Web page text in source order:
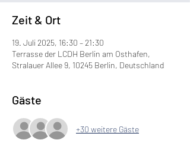
Zeit & Ort
19. Juli 2025, 16:30 – 21:30
Terrasse der LCDH Berlin am Osthafen,
Stralauer Allee 9, 10245 Berlin, Deutschland
Gäste
+30 weitere Gäste